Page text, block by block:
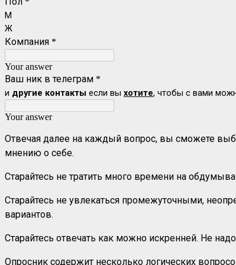
М
Ж
Компания *
Your answer
Ваш ник в телеграм *
и другие контакты если вы хотите, чтобы с вами
Your answer
Отвечая далее на каждый вопрос, вы сможете
мнению о себе.
Старайтесь не тратить много времени на
Старайтесь не увлекаться промежуточными,
вариантов.
Старайтесь отвечать как можно искренней. Не
Опросник содержит несколько логических